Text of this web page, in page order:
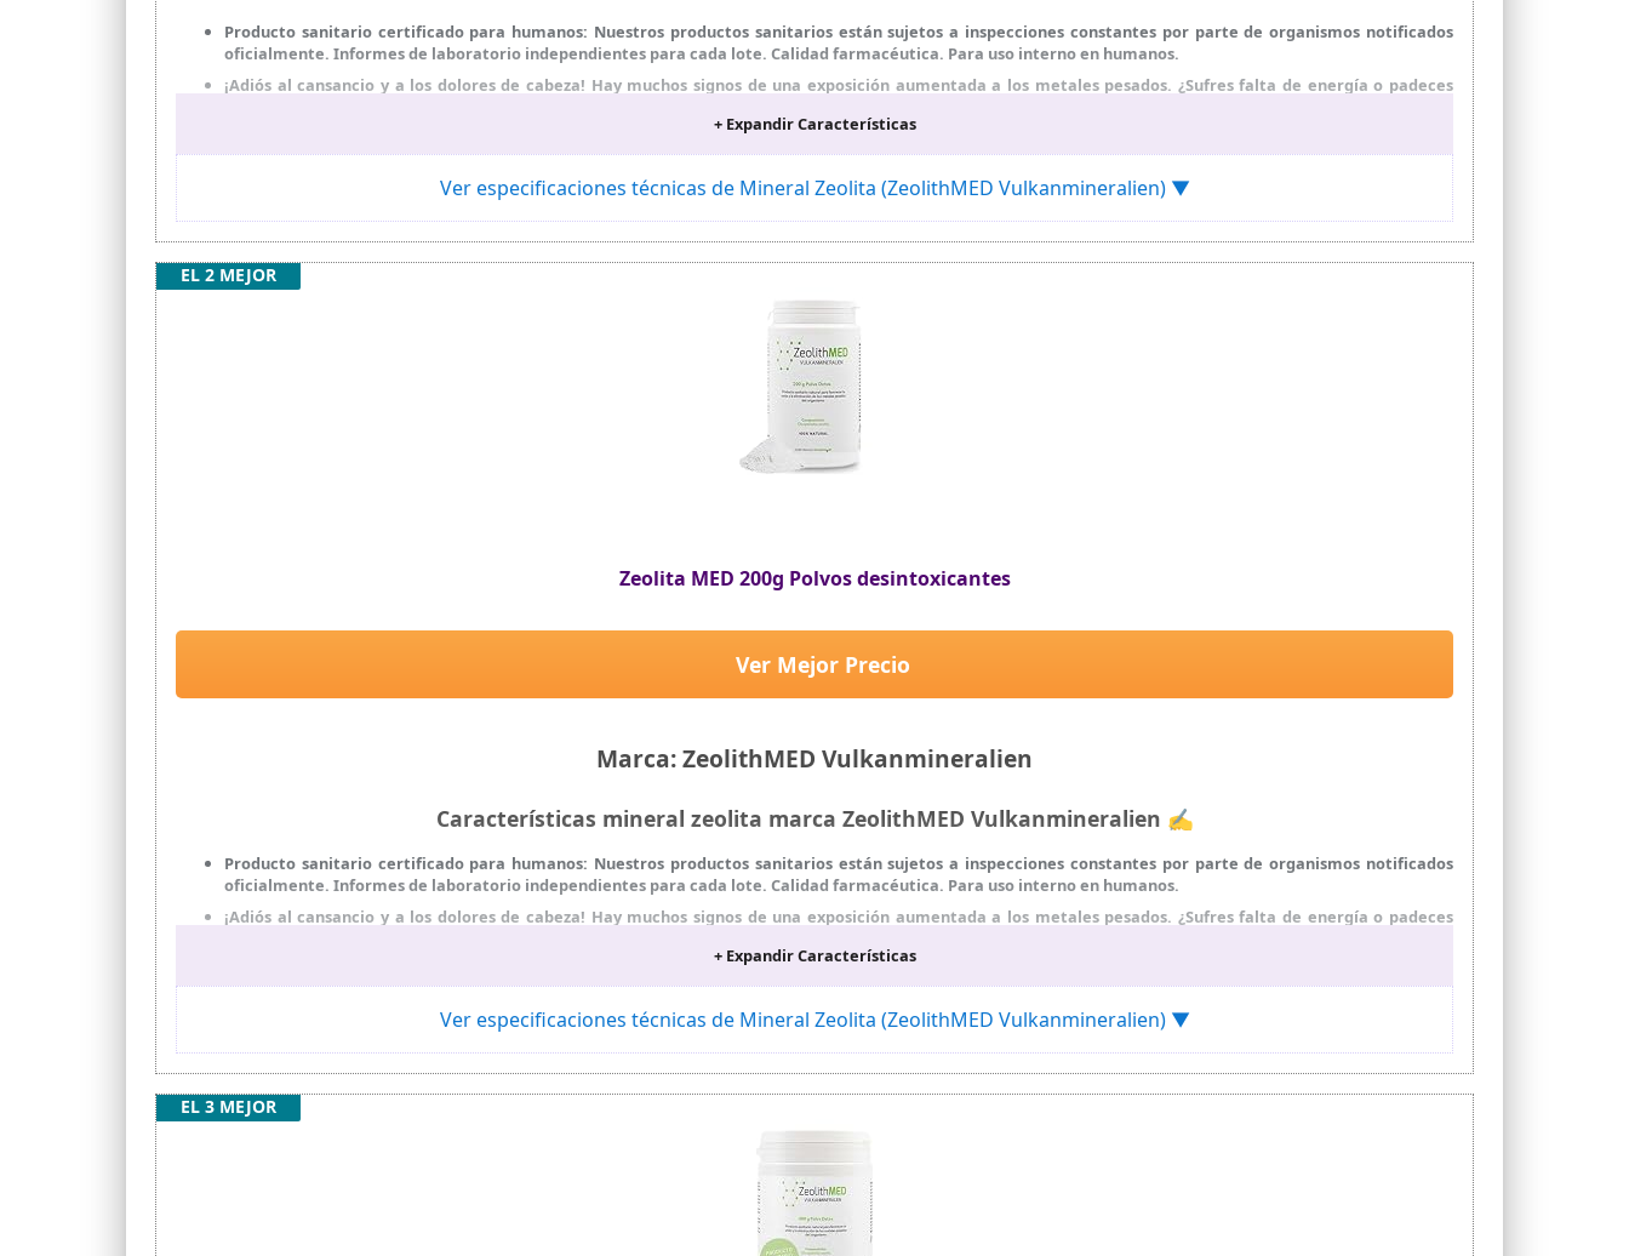
Producto sanitario certificado para humanos: Nuestros productos sanitarios están sujetos a inspecciones constantes por parte de organismos notificados
oficialmente. Informes de laboratorio independientes para cada lote. Calidad farmacéutica. Para uso interno en humanos.
¡Adiós al cansancio y a los dolores de cabeza! Hay muchos signos de una exposición aumentada a los metales pesados. ¿Sufres falta de energía o padeces
Desintoxicación de metales pesados: ZeolithMED ha demostrado desintoxicar el cuerpo de: níquel, plomo, mercurio, cadmio, aluminio y cromo.
Absolutamente natural: Zeolith clinoptilolita 100 % pura procedente de los Cárpatos. Ni más ni menos. Garantizada sin aditivos, sin aromas y sin colorantes.
También es 100 % vegana y sin gluten. Ideal para un estilo de vida sano y consciente.
La mejor relación calidad-precio: uno de los productos sanitarios más favorables aptos y aprobados para el consumo humano.
+ Expandir Características
Ver especificaciones técnicas de Mineral Zeolita (ZeolithMED Vulkanmineralien) ▼
Zeolita MED 200g Polvos desintoxicantes
Marca: ZeolithMED Vulkanmineralien
Ver Mejor Precio
EL 2 MEJOR
Características mineral zeolita marca ZeolithMED Vulkanmineralien ✍
Producto sanitario certificado para humanos: Nuestros productos sanitarios están sujetos a inspecciones constantes por parte de organismos notificados
oficialmente. Informes de laboratorio independientes para cada lote. Calidad farmacéutica. Para uso interno en humanos.
¡Adiós al cansancio y a los dolores de cabeza! Hay muchos signos de una exposición aumentada a los metales pesados. ¿Sufres falta de energía o padeces
Desintoxicación de metales pesados: ZeolithMED ha demostrado desintoxicar el cuerpo de: níquel, plomo, mercurio, cadmio, aluminio y cromo.
Absolutamente natural: Zeolith clinoptilolita 100 % pura procedente de los Cárpatos. Ni más ni menos. Garantizada sin aditivos, sin aromas y sin colorantes.
También es 100 % vegana y sin gluten. Ideal para un estilo de vida sano y consciente.
La mejor relación calidad-precio: uno de los productos sanitarios más favorables aptos y aprobados para el consumo humano.
+ Expandir Características
Ver especificaciones técnicas de Mineral Zeolita (ZeolithMED Vulkanmineralien) ▼
EL 3 MEJOR